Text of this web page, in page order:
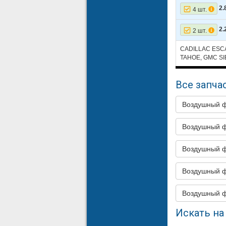
26
27
28
29
30
31
32
34
35
36
37
38
4 шт.
2 шт.
CADILLAC
TAHOE, GMC
Все
Воздушный
Воздушный
Воздушный
Воздушный
Воздушный
Искать